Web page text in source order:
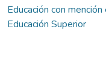
Educación con
Educación Superior